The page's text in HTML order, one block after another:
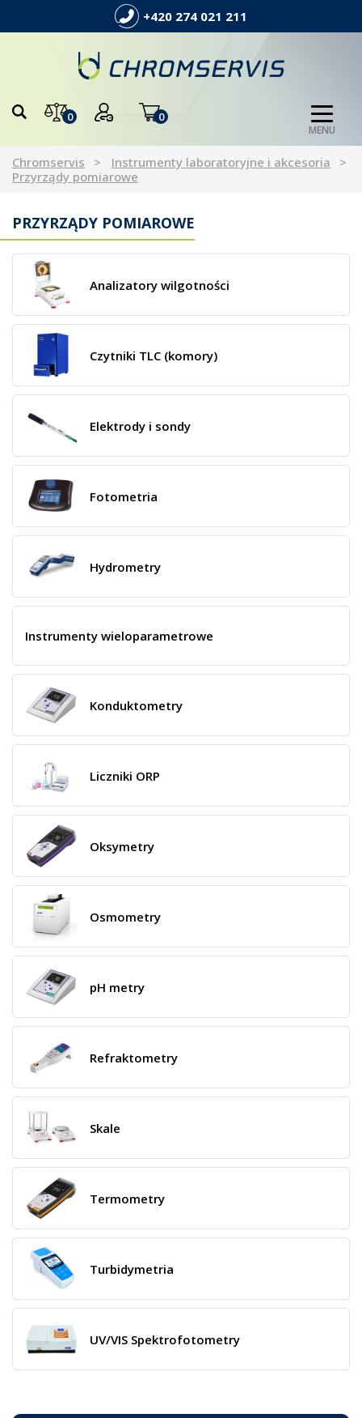
+420 274 021 211
0 0
MENU
Chromservis
Instrumenty laboratoryjne i akcesoria
Przyrządy pomiarowe
PRZYRZĄDY POMIAROWE
Analizatory wilgotności
Czytniki TLC (komory)
Elektrody i sondy
Fotometria
Hydrometry
Instrumenty wieloparametrowe
Konduktometry
Liczniki ORP
Oksymetry
Osmometry
pH metry
Refraktometry
Skale
Termometry
Turbidymetria
UV/VIS Spektrofotometry